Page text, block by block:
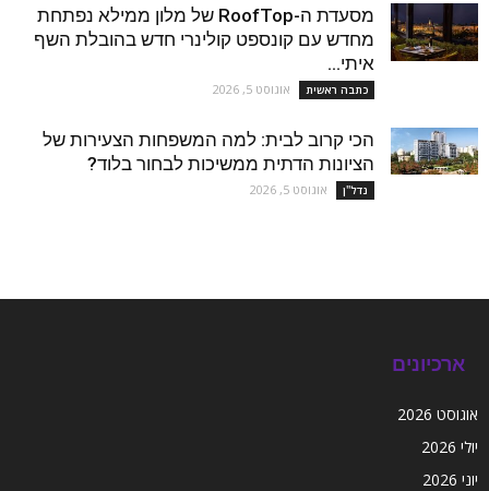
מסעדת ה-RoofTop של מלון ממילא נפתחת
מחדש עם קונספט קולינרי חדש בהובלת השף
איתי...
כתבה ראשית אוגוסט 5, 2026
הכי קרוב לבית: למה המשפחות הצעירות של
הציונות הדתית ממשיכות לבחור בלוד?
נדל''ן אוגוסט 5, 2026
ארכיונים
אוגוסט 2026
יולי 2026
יוני 2026